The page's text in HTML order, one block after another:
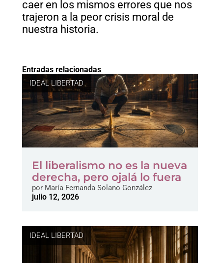
caer en los mismos errores que nos
trajeron a la peor crisis moral de
nuestra historia.
Entradas relacionadas
IDEAL LIBERTAD
El liberalismo no es la nueva
derecha, pero ojalá lo fuera
porMaría Fernanda Solano González
julio 12, 2026
IDEAL LIBERTAD